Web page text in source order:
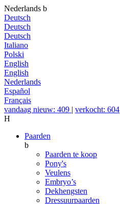
Nederlands b
Deutsch
Deutsch
Deutsch
Italiano
Polski
English
English
Nederlands
Español
Français
vandaag nieuw: 409 | verkocht: 604
H
Paarden
b
Paarden te koop
Pony's
Veulens
Embryo’s
Dekhengsten
Dressuurpaarden